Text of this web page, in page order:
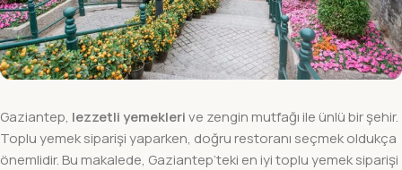
Gaziantep, lezzetli yemeklerive zengin mutfağı ile ünlü bir şehir.
Toplu yemek siparişi yaparken, doğru restoranı seçmek oldukça
önemlidir. Bu makalede, Gaziantep’teki en iyi toplu yemek siparişi